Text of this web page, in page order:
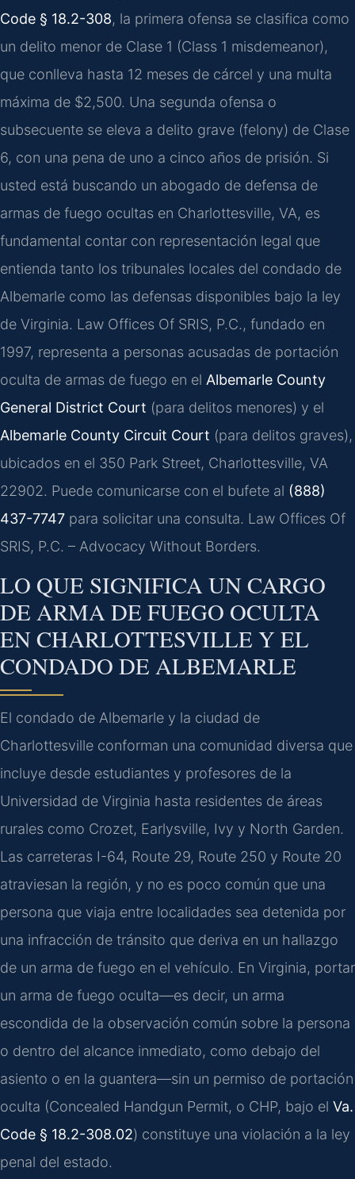
Code § 18.2-308, la primera ofensa se clasifica como
un delito menor de Clase 1 (Class 1 misdemeanor),
que conlleva hasta 12 meses de cárcel y una multa
máxima de $2,500. Una segunda ofensa o
subsecuente se eleva a delito grave (felony) de Clase
6, con una pena de uno a cinco años de prisión. Si
usted está buscando un abogado de defensa de
armas de fuego ocultas en Charlottesville, VA, es
fundamental contar con representación legal que
entienda tanto los tribunales locales del condado de
Albemarle como las defensas disponibles bajo la ley
de Virginia. Law Offices Of SRIS, P.C., fundado en
1997, representa a personas acusadas de portación
oculta de armas de fuego en el Albemarle County
General District Court (para delitos menores) y el
Albemarle County Circuit Court (para delitos graves),
ubicados en el 350 Park Street, Charlottesville, VA
22902. Puede comunicarse con el bufete al (888)
437-7747 para solicitar una consulta. Law Offices Of
SRIS, P.C. – Advocacy Without Borders.
LO QUE SIGNIFICA UN CARGO
DE ARMA DE FUEGO OCULTA
EN CHARLOTTESVILLE Y EL
CONDADO DE ALBEMARLE
El condado de Albemarle y la ciudad de
Charlottesville conforman una comunidad diversa que
incluye desde estudiantes y profesores de la
Universidad de Virginia hasta residentes de áreas
rurales como Crozet, Earlysville, Ivy y North Garden.
Las carreteras I-64, Route 29, Route 250 y Route 20
atraviesan la región, y no es poco común que una
persona que viaja entre localidades sea detenida por
una infracción de tránsito que deriva en un hallazgo
de un arma de fuego en el vehículo. En Virginia, portar
un arma de fuego oculta—es decir, un arma
escondida de la observación común sobre la persona
o dentro del alcance inmediato, como debajo del
asiento o en la guantera—sin un permiso de portación
oculta (Concealed Handgun Permit, o CHP, bajo el Va.
Code § 18.2-308.02) constituye una violación a la ley
penal del estado.